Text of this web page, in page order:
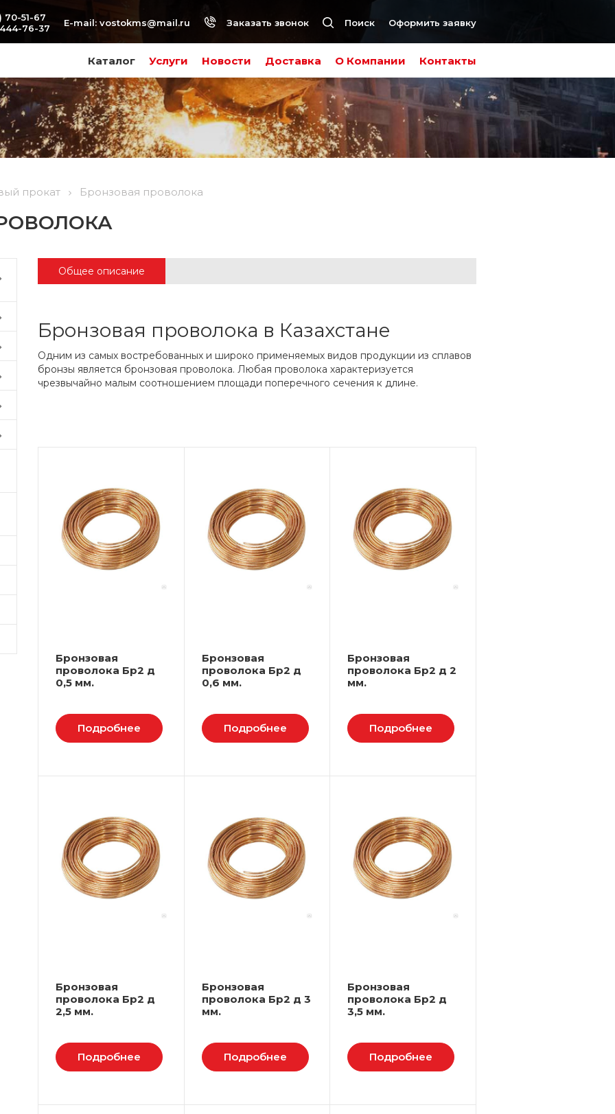
Каталог Услуги Новости Доставка О Компании Контакты
70-51-67
76-37
E-mail: vostokms@mail.ru Заказать звонок Поиск Оформить заявку
прокат Бронзовая проволока
Общее описание
Бронзовая проволока в Казахстане
Одним из самых востребованных и широко применяемых видов продукции из сплавов
бронзы является бронзовая проволока. Любая проволока характеризуется
чрезвычайно малым соотношением площади поперечного сечения к длине.
Бронзовая
проволока Бр2 д
0,5 мм.
Подробнее
Бронзовая
проволока Бр2 д
0,6 мм.
Подробнее
Бронзовая
проволока Бр2 д 2
мм.
Подробнее
Бронзовая
проволока Бр2 д
2,5 мм.
Подробнее
Бронзовая
проволока Бр2 д 3
мм.
Подробнее
Бронзовая
проволока Бр2 д
3,5 мм.
Подробнее